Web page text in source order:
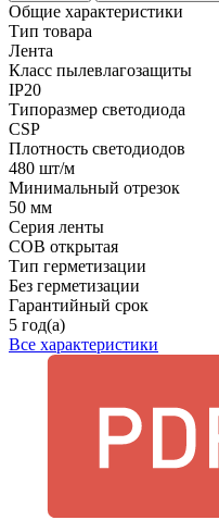
Общие характеристики
Тип товара
Лента
Класс пылевлагозащиты
IP20
Типоразмер светодиода
CSP
Плотность светодиодов
480 шт/м
Минимальный отрезок
50 мм
Серия ленты
COB открытая
Тип герметизации
Без герметизации
Гарантийный срок
5 год(а)
Все характеристики